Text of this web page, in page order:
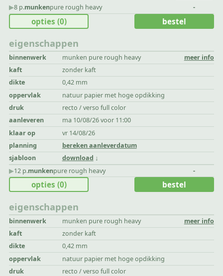
▶︎8 p.munkenpure rough heavy -
eigenschappen
binnenwerk munken pure rough heavy
meer info
kaft
zonder kaft
dikte
0,42 mm
oppervlak
natuur papier met hoge opdikking
druk
recto / verso full color
aanleveren
ma 10/08/26 voor 11:00
klaar op
vr 14/08/26
planning
bereken aanleverdatum
sjabloon
download
opties (0) bestel
▶︎12 p.munkenpure rough heavy -
eigenschappen
binnenwerk munken pure rough heavy
meer info
kaft
zonder kaft
dikte
0,42 mm
oppervlak
natuur papier met hoge opdikking
druk
recto / verso full color
opties (0) bestel